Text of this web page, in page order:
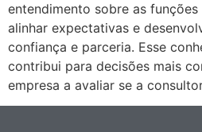
entendimento sobre as funções
alinhar expectativas e
confiança e parceria. Esse
contribui para decisões mais
empresa a avaliar se a